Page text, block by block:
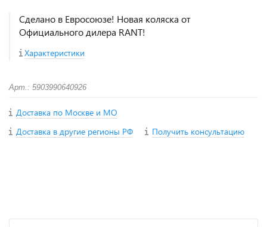
Сделано в Евросоюзе! Новая коляска от
Официального дилера RANT!
Характеристики
Арт.: 5903990640926
Доставка по Москве и МО
Доставка в другие регионы РФ
Получить консультацию